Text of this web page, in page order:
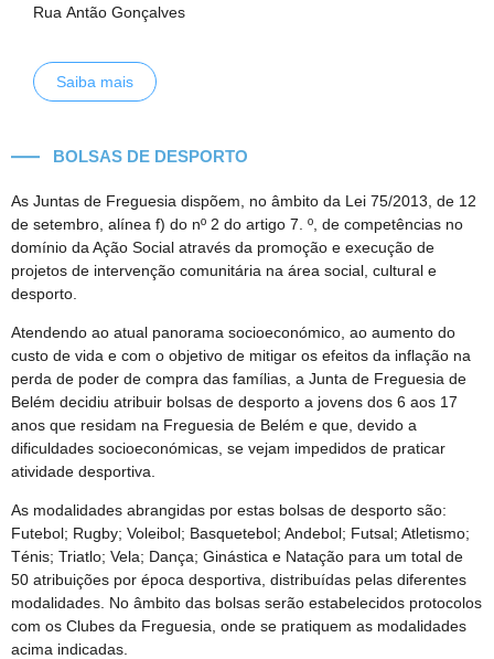
Rua Antão Gonçalves
Saiba mais
BOLSAS DE DESPORTO
As Juntas de Freguesia dispõem, no âmbito da Lei 75/2013, de 12
de setembro, alínea f) do nº 2 do artigo 7. º, de competências no
domínio da Ação Social através da promoção e execução de
projetos de intervenção comunitária na área social, cultural e
desporto.
Atendendo ao atual panorama socioeconómico, ao aumento do
custo de vida e com o objetivo de mitigar os efeitos da inflação na
perda de poder de compra das famílias, a Junta de Freguesia de
Belém decidiu atribuir bolsas de desporto a jovens dos 6 aos 17
anos que residam na Freguesia de Belém e que, devido a
dificuldades socioeconómicas, se vejam impedidos de praticar
atividade desportiva.
As modalidades abrangidas por estas bolsas de desporto são:
Futebol; Rugby; Voleibol; Basquetebol; Andebol; Futsal; Atletismo;
Ténis; Triatlo; Vela; Dança; Ginástica e Natação para um total de
50 atribuições por época desportiva, distribuídas pelas diferentes
modalidades. No âmbito das bolsas serão estabelecidos protocolos
com os Clubes da Freguesia, onde se pratiquem as modalidades
acima indicadas.